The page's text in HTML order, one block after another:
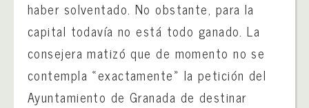
haber solventado. No obstante, para la
capital todavía no está todo ganado. La
consejera matizó que de momento no se
contempla «exactamente» la petición del
Ayuntamiento de Granada de destinar